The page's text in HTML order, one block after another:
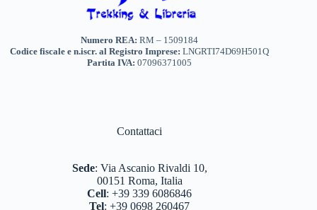
Numero REA:RM – 1509184
Codice fiscale e n.iscr. al Registro Imprese:LNGRTI74D69H501Q
Partita IVA: 07096371005
Contattaci
Sede: Via Ascanio Rivaldi 10,
00151 Roma, Italia
Cell:+39 339 6086846
Tel:+39 0698 260467